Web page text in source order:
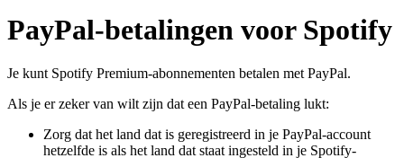
PayPal-betalingen voor Spotify
Je kunt Spotify Premium-abonnementen betalen met PayPal.
Als je er zeker van wilt zijn dat een PayPal-betaling lukt:
Zorg dat het land dat is geregistreerd in je PayPal-account
hetzelfde is als het land dat staat ingesteld in je Spotify-